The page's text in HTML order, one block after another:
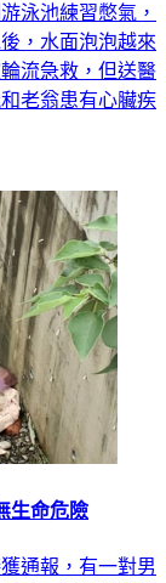
泳池練習憋氣，
，水面泡泡越來
流急救，但送醫
老翁患有心臟疾
生命危險
通報，有一對男